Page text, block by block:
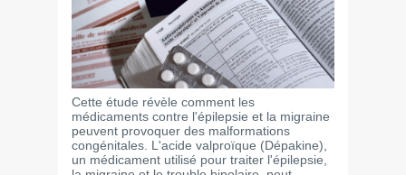
Cette étude révèle comment les
médicaments contre l'épilepsie et la migraine
peuvent provoquer des malformations
congénitales. L'acide valproïque (Dépakine),
un médicament utilisé pour traiter l'épilepsie,